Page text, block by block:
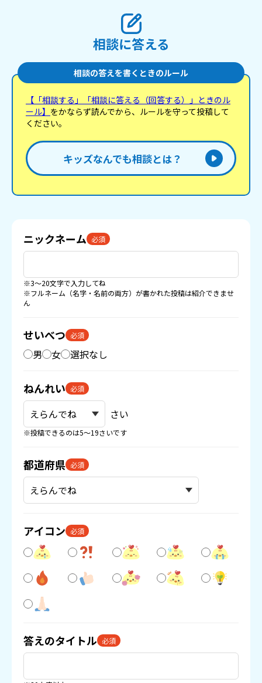
相談に答える
相談の答えを書くときのルール
【「相談する」「相談に答える（回答する）」ときのル
ール】 をかならず読んでから、ルールを守って投稿して
ください。
キッズなんでも相談とは？
ニックネーム 必須
※3〜20文字で入力してね
※フルネーム（名字・名前の両方）が書かれた投稿は紹介できませ
ん
せいべつ 必須
男 女 選択なし
ねんれい 必須
さい
※投稿できるのは5〜19さいです
都道府県 必須
アイコン 必須
答えのタイトル 必須